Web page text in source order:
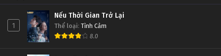
1
Nếu Thời Gian Trở Lại
Thể loại: Tình Cảm
8.0